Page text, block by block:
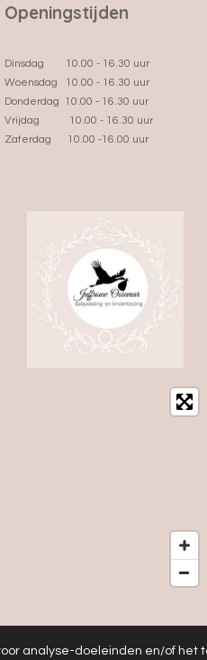
analyse-doeleinden en/of
Openingstijden
Dinsdag 10.00 - 16.30 uur
Woensdag 10.00 - 16.30 uur
Donderdag 10.00 - 16.30 uur
Vrijdag 10.00 - 16.30 uur
Zaterdag 10.00 -16.00 uur